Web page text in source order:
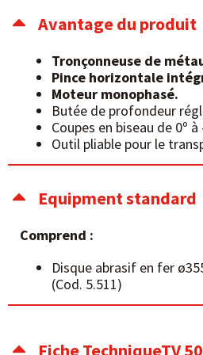
Avantage du produit
Tronçonneuse de
Pince horizontale
Moteur monophasé.
Butée de profondeur
Coupes en biseau de 0º à
Outil pliable pour le
Equipment standard
Comprend :
Disque abrasif en fer
(Cod. 5.511)
Fiche TechniqueTV